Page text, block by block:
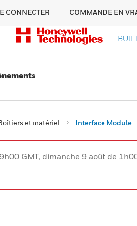
CONNECTER COMMANDE EN
et matériel Interface Module
GMT, dimanche 9 août de